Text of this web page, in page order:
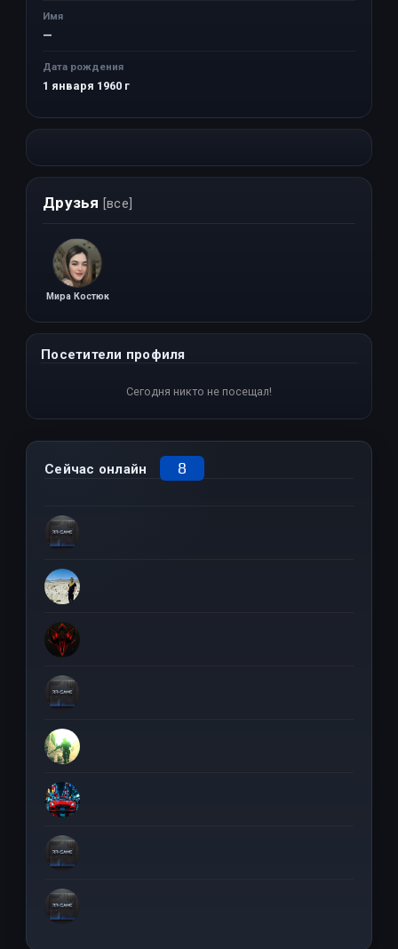
Имя
—
Дата рождения
1 января 1960 г
Друзья [все]
Мира Костюк
Посетители профиля
Сегодня никто не посещал!
Сейчас онлайн 8